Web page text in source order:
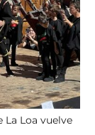
La Loa vuelve